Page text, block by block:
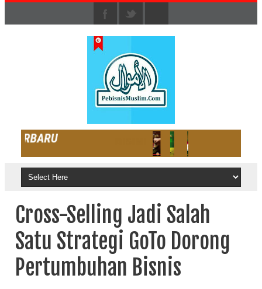
Cross-Selling Jadi Salah
Satu Strategi GoTo Dorong
Pertumbuhan Bisnis